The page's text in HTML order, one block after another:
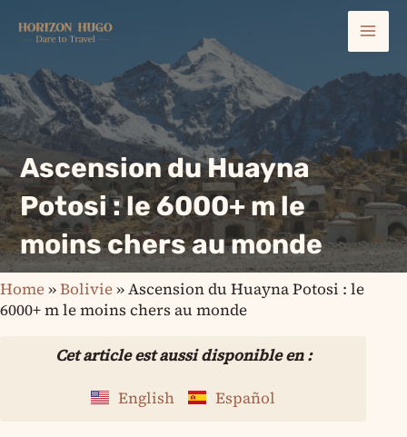
Ascension du Huayna
Potosi : le 6000+ m le
moins chers au monde
Home»Bolivie»Ascension du Huayna Potosi : le
6000+ m le moins chers au monde
Cet article est aussi disponible en :
English
Español